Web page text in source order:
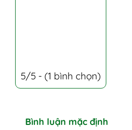
5/5 - (1 bình chọn)
Bình luận mặc định